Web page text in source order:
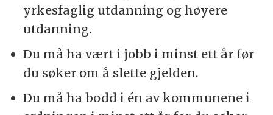
yrkesfaglig utdanning og høyere
utdanning.
Du må ha vært i jobb i minst ett år før
du søker om å slette gjelden.
Du må ha bodd i én av kommunene i